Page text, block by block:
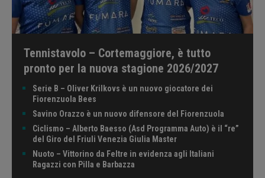
Tennistavolo – Cortemaggiore, è tutto
pronto per la nuova stagione 2026/2027
Serie B – Oliver Krilkovs è un nuovo giocatore dei
Fiorenzuola Bees
Savino Orazzo è un nuovo difensore del Fiorenzuola
Ciclismo – Alberto Baesso (Asd Programma Auto) è il “re”
del Giro del Friuli Venezia Giulia Master
Nuoto – Vittorino da Feltre in evidenza agli Italiani
Ragazzi con Pilla e Barbazza